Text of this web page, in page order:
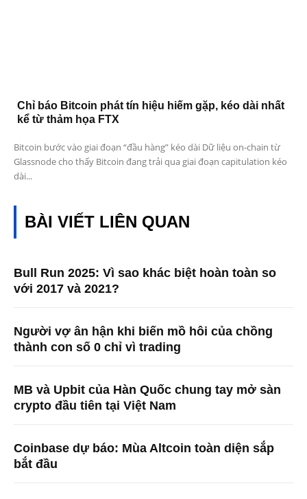
Chỉ báo Bitcoin phát tín hiệu hiếm gặp, kéo dài nhất
kể từ thảm họa FTX
Bitcoin bước vào giai đoạn “đầu hàng” kéo dài Dữ liệu on-chain từ
Glassnode cho thấy Bitcoin đang trải qua giai đoạn capitulation kéo
dài...
BÀI VIẾT LIÊN QUAN
Bull Run 2025: Vì sao khác biệt hoàn toàn so
với 2017 và 2021?
Người vợ ân hận khi biến mồ hôi của chồng
thành con số 0 chỉ vì trading
MB và Upbit của Hàn Quốc chung tay mở sàn
crypto đầu tiên tại Việt Nam
Coinbase dự báo: Mùa Altcoin toàn diện sắp
bắt đầu